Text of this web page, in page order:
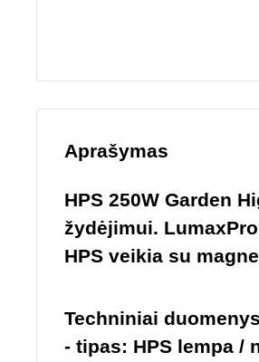
Aprašymas
HPS 250W Garden
žydėjimui.
HPS veikia su
Techniniai
- tipas: HPS lempa /